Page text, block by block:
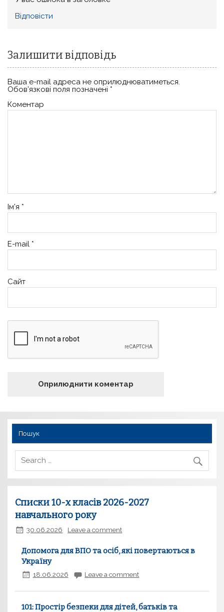
Відповіcти
Залишити відповідь
Ваша e-mail адреса не оприлюднюватиметься.
Обов’язкові поля позначені *
Коментар
Ім’я *
E-mail *
Сайт
Пошук
Списки 10-х класів 2026-2027
навчального року
30.06.2026 Leave a comment
Допомога для ВПО та осіб, які повертаються в
Україну
18.06.2026 Leave a comment
101: Простір безпеки для дітей, батьків та